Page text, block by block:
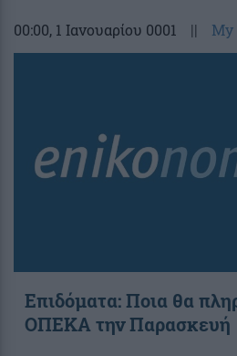
00:00, 1 Ιανουαρίου 0001 || My
Επιδόματα: Ποια θα
ΟΠΕΚΑ την Παρασκευή